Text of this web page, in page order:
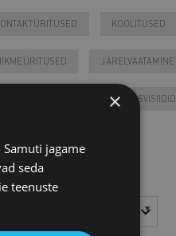
KOOLITUSED
JÄRELVAATAMINE
VÄLISVISIIDID
Tulevased sündmused
Otsi arhiivist
×
jagame
seda
teenuste